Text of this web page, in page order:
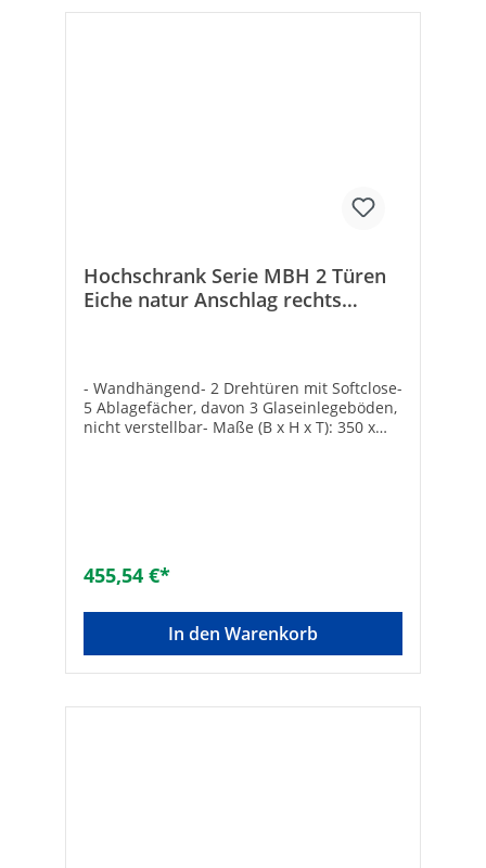
Hochschrank Serie MBH 2 Türen
Eiche natur Anschlag rechts
- Wandhängend- 2 Drehtüren mit Softclose-
5 Ablagefächer, davon 3 Glaseinlegeböden,
nicht verstellbar- Maße (B x H x T): 350 x
455,54 €*
In den Warenkorb